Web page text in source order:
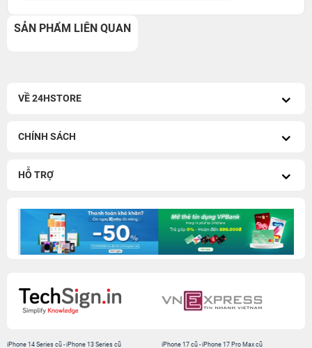
SẢN PHẨM LIÊN QUAN
VỀ 24HSTORE
CHÍNH SÁCH
HỖ TRỢ
iPhone 14 Series cũ -iPhone 13 Series cũ
iPhone 17 cũ-iPhone 17 Pro Max cũ